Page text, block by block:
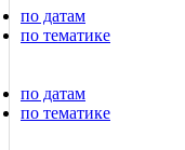
по датам
по тематике
по датам
по тематике